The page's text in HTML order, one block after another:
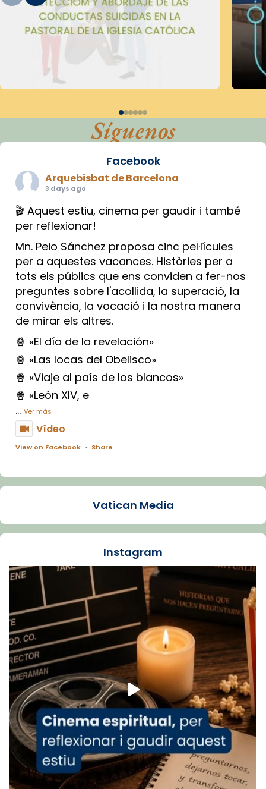
Síguenos
Facebook
Arquebisbat de Barcelona
3 days ago
🎬 Aquest estiu, cinema per gaudir i també
per reflexionar!
Mn. Peio Sánchez proposa cinc pel·lícules
per a aquestes vacances. Històries per a
tots els públics que ens conviden a fer-nos
preguntes sobre l'acollida, la superació, la
convivència, la vocació i la nostra manera
de mirar els altres.
🍿 «El día de la revelación»
🍿 «Las locas del Obelisco»
🍿 «Viaje al país de los blancos»
🍿 «León XIV, e
... Ver más
Vídeo
View on Facebook · Share
Arquebisbat de Barcelona
La Carmina va patir depressió. Fa gairebé
dos mesos, a l'Estadi Lluís Companys, la
Recupera l'entrevista comp
Vatican
tican News 👇
www.vaticannews.va/es/iglesia/news/2026-
07/carmina-historia-depresion-papa-viaje-
espana-testimoni...
Foto
View on Facebook · Share
Arquebisbat de Barcelona
2 weeks ago
«Avui les santes Juliana i Semproniana ens
ajuden a alçar la mirada»
Mons. Sergi Gordo, bisbe de Tortosa, ha
Vatican Media
Instagram